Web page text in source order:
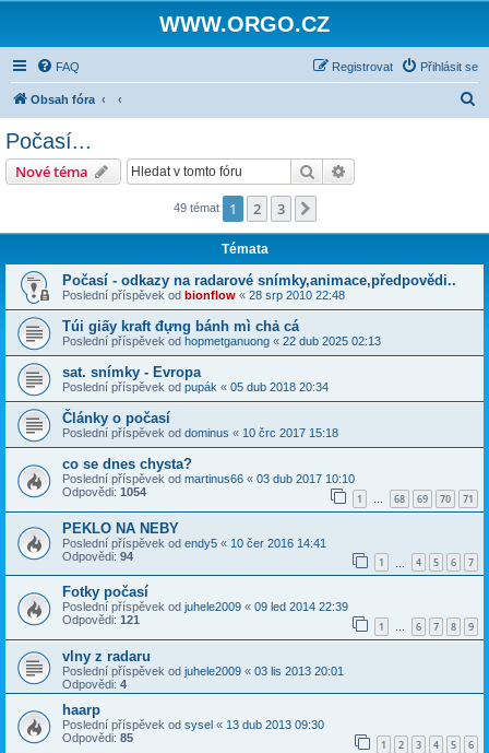
WWW.ORGO.CZ
FAQ Přihlásit se
Registrovat
Obsah fóra
Počasí...
Nové téma Hledat
49 témat 1 2 3
Témata
Počasí - odkazy na radarové snímky,animace,předpovědi..
Poslední příspěvek od bionflow « 28 srp 2010 22:48
Túi giấy kraft đựng bánh mì chả cá
Poslední příspěvek od hopmetganuong « 22 dub 2025 02:13
sat. snímky - Evropa
Poslední příspěvek od pupák « 05 dub 2018 20:34
Články o počasí
Poslední příspěvek od dominus « 10 črc 2017 15:18
co se dnes chysta?
Poslední příspěvek od martinus66 « 03 dub 2017 10:10
Odpovědi: 1054 1 … 68 69 70 71
PEKLO NA NEBY
Poslední příspěvek od endy5 « 10 čer 2016 14:41
Odpovědi: 94 1 4 5 6 7
Fotky počasí
Poslední příspěvek od juhele2009 « 09 led 2014 22:39
Odpovědi: 121 1 … 6 7 8 9
vlny z radaru
Poslední příspěvek od juhele2009 « 03 lis 2013 20:01
Odpovědi: 4
haarp
Poslední příspěvek od sysel « 13 dub 2013 09:30
Odpovědi: 85 1 2 3 4 5 6